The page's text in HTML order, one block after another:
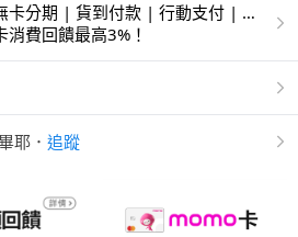
卡分期 | 貨到付款 | 行動支付 | 超
| 銀聯卡
費回饋最高3%！
耶 ． 追蹤